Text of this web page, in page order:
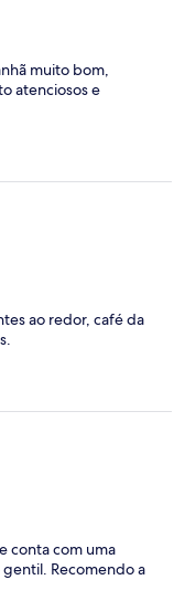
muito bom,
atenciosos e
ao redor, café da
conta com uma
Recomendo a